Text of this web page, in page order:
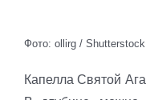
Фото: ollirg /
Капелла Святой